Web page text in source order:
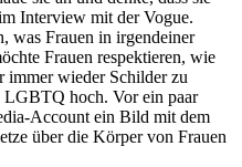
Interview mit der Vogue.
was Frauen in irgendeiner
Frauen respektieren, wie
immer wieder Schilder zu
LGBTQ hoch. Vor ein paar
Account ein Bild mit dem
über die Körper von Frauen